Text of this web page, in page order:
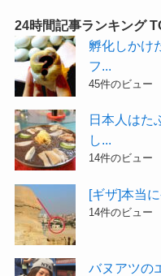
24時間記事ランキング
孵化しかけ
フ...
45件のビュー
日本人はた
し...
14件のビュー
[ギザ]本当
14件のビュー
バヌアツの